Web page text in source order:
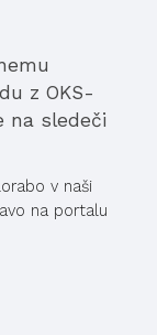
z OKS-
na sledeči
v naši